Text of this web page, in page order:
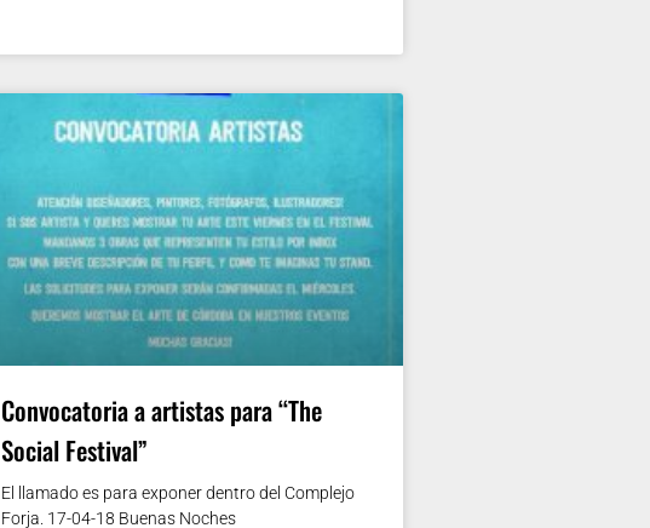
Convocatoria a artistas para “The
Social Festival”
El llamado es para exponer dentro del Complejo
Forja. 17-04-18 Buenas Noches